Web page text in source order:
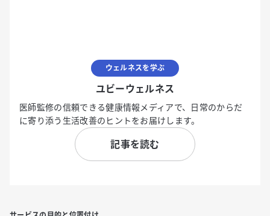
ウェルネスを学ぶ
ユビーウェルネス
医師監修の信頼できる健康情報メディアで、日常のからだ
に寄り添う生活改善のヒントをお届けします。
記事を読む